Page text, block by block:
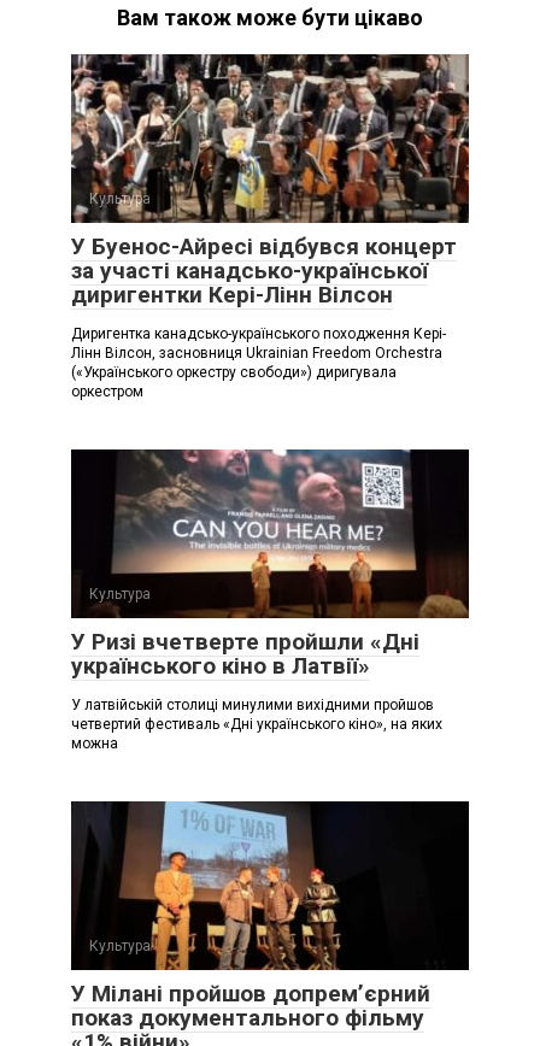
Вам також може бути цікаво
Культура
У Буенос-Айресі відбувся концерт
за участі канадсько-української
диригентки Кері-Лінн Вілсон
Диригентка канадсько-українського походження Кері-
Лінн Вілсон, засновниця Ukrainian Freedom Orchestra
(«Українського оркестру свободи») диригувала
оркестром
Культура
У Ризі вчетверте пройшли «Дні
українського кіно в Латвії»
У латвійській столиці минулими вихідними пройшов
четвертий фестиваль «Дні українського кіно», на яких
можна
Культура
У Мілані пройшов допремʼєрний
показ документального фільму